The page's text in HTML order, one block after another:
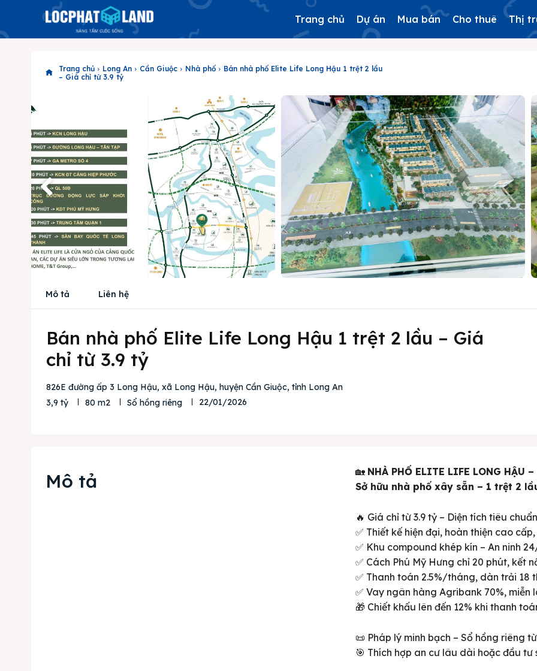
Trang chủ Dự án Mua bán Cho thuê Thị
Trang chủ Long An Cần Giuộc Nhà phố
Bán nhà phố Elite Life Long Hậu 1 trệt 2 lầu
– Giá chỉ từ 3.9 tỷ
Mô tả Liên hệ
Bán nhà phố Elite Life Long Hậu 1 trệt 2 lầu – Giá
chỉ từ 3.9 tỷ
826E đường ấp 3 Long Hậu, xã Long Hậu, huyện Cần Giuộc, tỉnh Long An
3,9 tỷ
80 m2 Sổ hồng riêng 22/01/2026
Mô tả 🏡 NHÀ PHỐ ELITE LIFE LONG HẬU
Sở hữu nhà phố xây sẵn – 1 trệt 2
🔥 Giá chỉ từ 3.9 tỷ – Diện tích tiêu
✅ Thiết kế hiện đại, hoàn thiện cao
✅ Khu compound khép kín – An ninh
✅ Cách Phú Mỹ Hưng chỉ 20 phút, kết
✅ Thanh toán 2.5%/tháng, dàn trải 18
✅ Vay ngân hàng Agribank 70%, miễn
🎁 Chiết khấu lên đến 12% khi thanh
📜 Pháp lý minh bạch – Sổ hồng riêng
🎯 Thích hợp an cư lâu dài hoặc đầu tư